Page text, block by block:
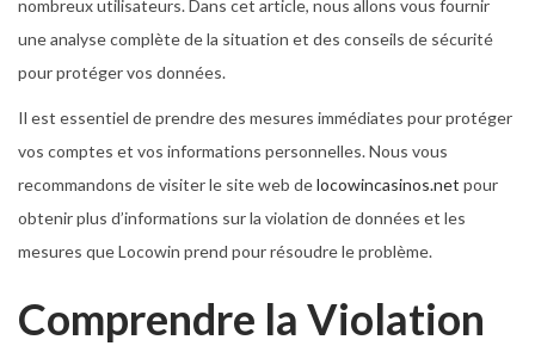
n
2
9
2
n
nombreux utilisateurs. Dans cet article, nous allons vous fournir
une analyse complète de la situation et des conseils de sécurité
pour protéger vos données.
Il est essentiel de prendre des mesures immédiates pour protéger
vos comptes et vos informations personnelles. Nous vous
recommandons de visiter le site web delocowincasinos.net pour
obtenir plus d’informations sur la violation de données et les
mesures que Locowin prend pour résoudre le problème.
Comprendre la Violation